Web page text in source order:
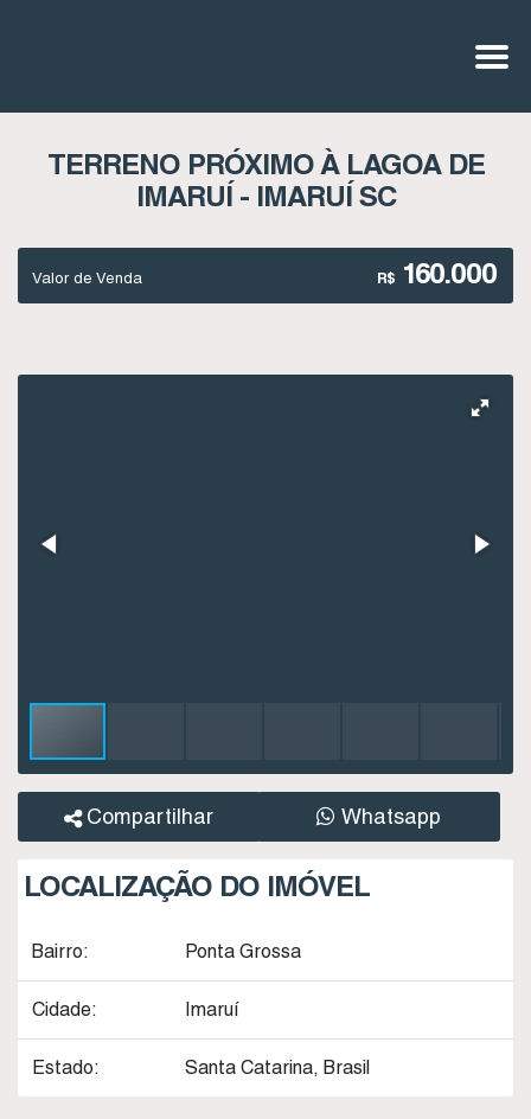
TERRENO PRÓXIMO À LAGOA DE
IMARUÍ - IMARUÍ SC
R$ 160.000
Valor de Venda
Compartilhar Whatsapp
LOCALIZAÇÃO DO IMÓVEL
Bairro: Ponta Grossa
Cidade: Imaruí
Estado: Santa Catarina, Brasil